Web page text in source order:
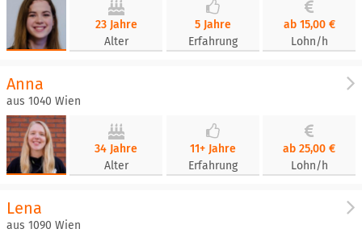
23 Jahre
Alter
5 Jahre
Erfahrung
ab 15,00 €
Lohn/h
Anna
aus 1040 Wien
34 Jahre
Alter
11+ Jahre
Erfahrung
ab 25,00 €
Lohn/h
Lena
aus 1090 Wien